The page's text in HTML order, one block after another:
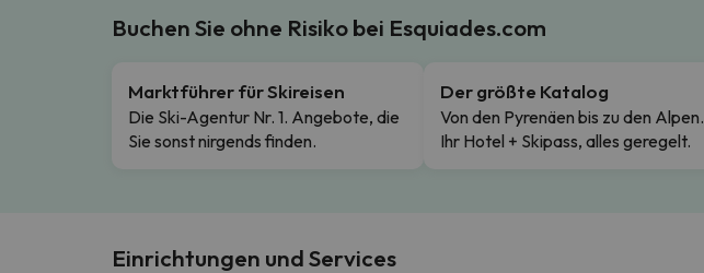
Buchen Sie ohne Risiko bei Esquiades.com
Marktführer für Skireisen
Die Ski-Agentur Nr. 1. Angebote, die
Sie sonst nirgends finden.
Der größte Katalog
Von den Pyrenäen bis zu den Alpen.
Ihr Hotel + Skipass, alles geregelt.
Einrichtungen und Services